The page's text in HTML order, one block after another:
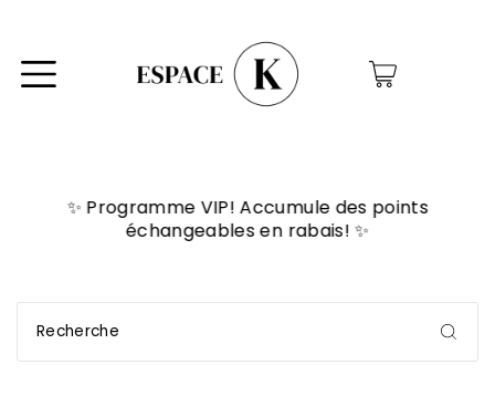
0
✨ Programme VIP! Accumule des points
échangeables en rabais! ✨